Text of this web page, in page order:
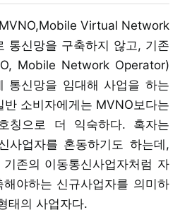
Virtual Network
통신망을 구축하지 않고, 기존
Mobile Network Operator)
통신망을 임대해 사업을 하는
반 소비자에게는 MVNO보다는
칭으로 더 익숙하다. 혹자는
사업자를 혼동하기도 하는데,
존의 이동통신사업자처럼 자
야하는 신규사업자를 의미하
태의 사업자다.